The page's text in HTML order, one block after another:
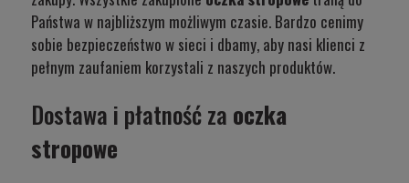
Państwa w najbliższym możliwym czasie. Bardzo cenimy
sobie bezpieczeństwo w sieci i dbamy, aby nasi klienci z
pełnym zaufaniem korzystali z naszych produktów.
Dostawa i płatność za oczka
stropowe